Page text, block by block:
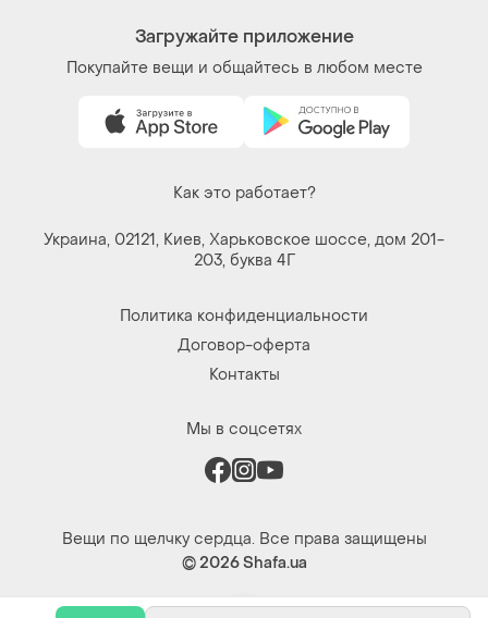
Загружайте приложение
Покупайте вещи и общайтесь в любом месте
Как это работает?
Украина, 02121, Киев, Харьковское шоссе, дом 201-
203, буква 4Г
Политика конфиденциальности
Договор-оферта
Контакты
Мы в соцсетях
Вещи по щелчку сердца. Все права защищены
© 2026Shafa.ua